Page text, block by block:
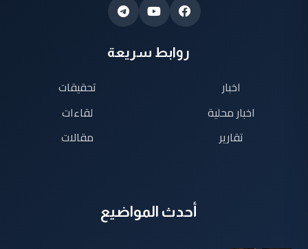
روابط سريعة
اخبار
اخبار محلية
تقارير
تحقيقات
لقاءات
مقالات
أحدث المواضيع